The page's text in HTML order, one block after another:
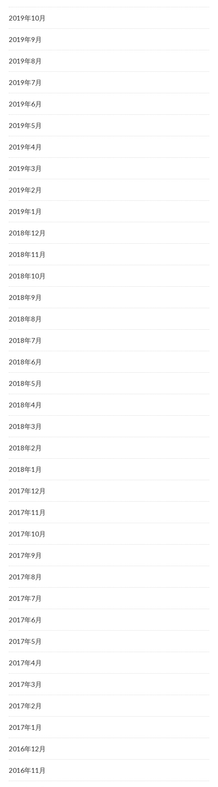
2019年10月
2019年9月
2019年8月
2019年7月
2019年6月
2019年5月
2019年4月
2019年3月
2019年2月
2019年1月
2018年12月
2018年11月
2018年10月
2018年9月
2018年8月
2018年7月
2018年6月
2018年5月
2018年4月
2018年3月
2018年2月
2018年1月
2017年12月
2017年11月
2017年10月
2017年9月
2017年8月
2017年7月
2017年6月
2017年5月
2017年4月
2017年3月
2017年2月
2017年1月
2016年12月
2016年11月